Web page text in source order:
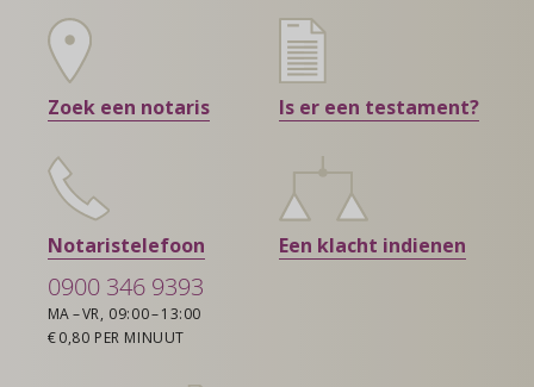
Zoek een notaris Is er een testament?
Notaristelefoon
0900 346 9393
MA – VR, 09:00 – 13:00
€ 0,80 PER MINUUT
Een klacht indienen